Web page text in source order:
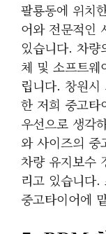
팔룡동에 위치
어와 전문적인
있습니다. 차량
체 및 소프트웨
립니다. 창원시
한 저희 중고타
우선으로 생각
와 사이즈의 중
차량 유지보수
리고 있습니다.
중고타이어에